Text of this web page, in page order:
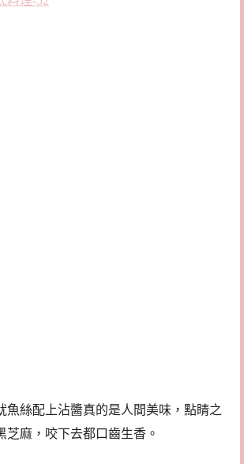
魚絲配上沾醬真的是人間美味，點睛之
芝麻，咬下去都口齒生香。